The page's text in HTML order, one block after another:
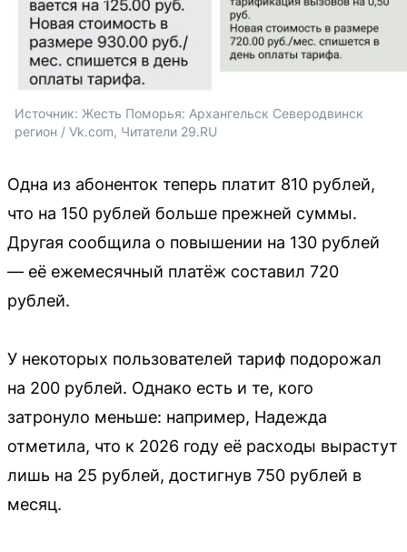
Источник: Жесть Поморья: Архангельск Северодвинск
регион / Vk.com, Читатели 29.RU
Одна из абоненток теперь платит 810 рублей,
что на 150 рублей больше прежней суммы.
Другая сообщила о повышении на 130 рублей
— её ежемесячный платёж составил 720
рублей.
У некоторых пользователей тариф подорожал
на 200 рублей. Однако есть и те, кого
затронуло меньше: например, Надежда
отметила, что к 2026 году её расходы вырастут
лишь на 25 рублей, достигнув 750 рублей в
месяц.